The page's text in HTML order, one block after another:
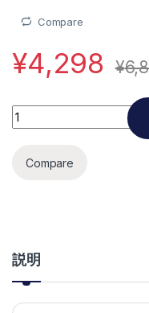
Compare
¥4,298 ¥
100mw 650nm 赤色レー
Compare
説明